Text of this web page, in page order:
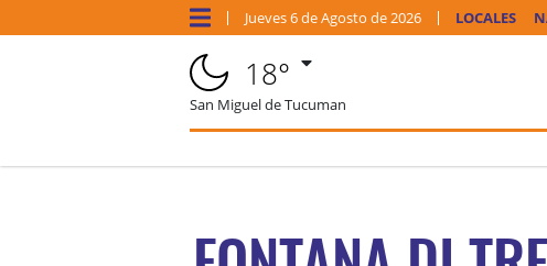
Jueves6 deAgosto de 2026 LOCALES
18°
San Miguel de Tucuman